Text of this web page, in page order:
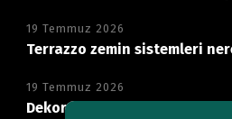
19 Temmuz 2026
Terrazzo zemin sistemleri
19 Temmuz 2026
Dekoratif mikro beton zemin